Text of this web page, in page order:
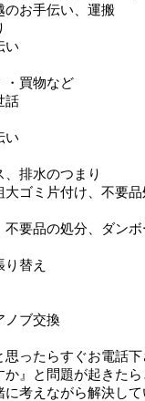
のお手伝い、運搬
い
・買物など
話
い
、排水のつまり
大ゴミ片付け、不要
不要品の処分、ダン
り替え
ノブ交換
ったらすぐお電話下
』と問題が起きた
考えながら解決し